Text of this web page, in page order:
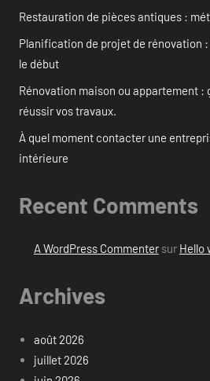
Restauration de pièces antiques :
Planification de projet de rénovation
le début
Rénovation maison ou appartement :
réussir vos travaux.
À quel moment contacter une
intérieure
Recent Comments
A WordPress Commentersur Hello
Archives
août 2026
juillet 2026